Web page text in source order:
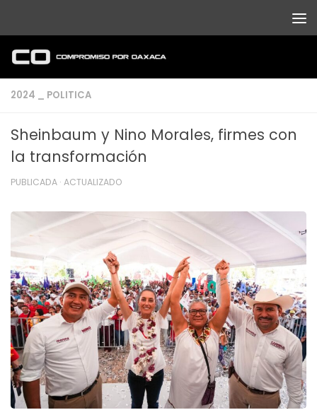
2024 _ POLITICA
Sheinbaum y Nino Morales, firmes con
la transformación
PUBLICADA · ACTUALIZADO